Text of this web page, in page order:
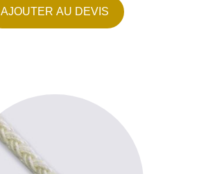
AJOUTER AU DEVIS